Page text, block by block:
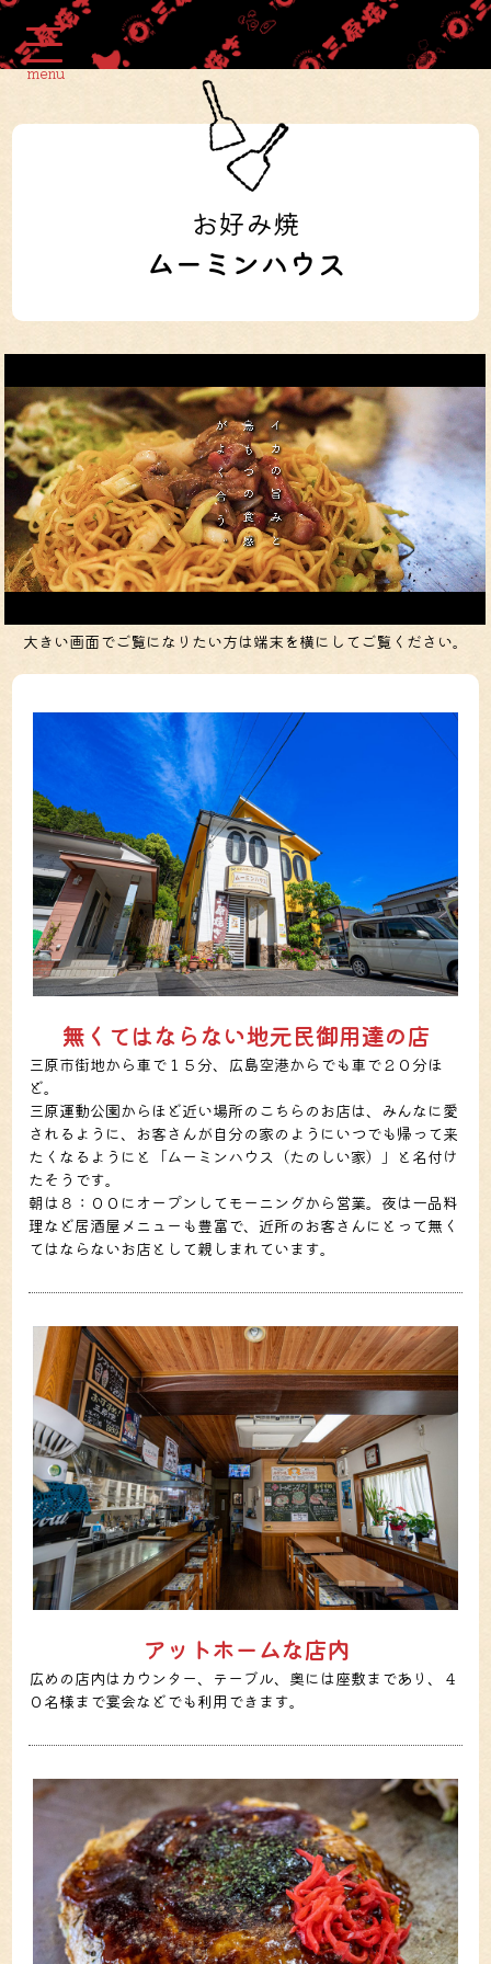
menu
お好み焼
ムーミンハウス
大きい画面でご覧になりたい方は端末を横にしてご覧ください。
無くてはならない地元民御用達の店
三原市街地から車で１５分、広島空港からでも車で２０分ほ
ど。
三原運動公園からほど近い場所のこちらのお店は、みんなに愛
されるように、お客さんが自分の家のようにいつでも帰って来
たくなるようにと「ムーミンハウス（たのしい家）」と名付け
たそうです。
朝は８：００にオープンしてモーニングから営業。夜は一品料
理など居酒屋メニューも豊富で、近所のお客さんにとって無く
てはならないお店として親しまれています。
アットホームな店内
広めの店内はカウンター、テーブル、奥には座敷まであり、４
０名様まで宴会などでも利用できます。